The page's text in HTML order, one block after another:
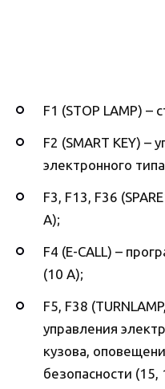
F1 (STOP LAMP) –
F2 (SMART KEY)
электронного
F3, F13, F36
А);
F4 (E-CALL) –
(10 А);
F5, F38
управления
кузова,
безопасности (15,